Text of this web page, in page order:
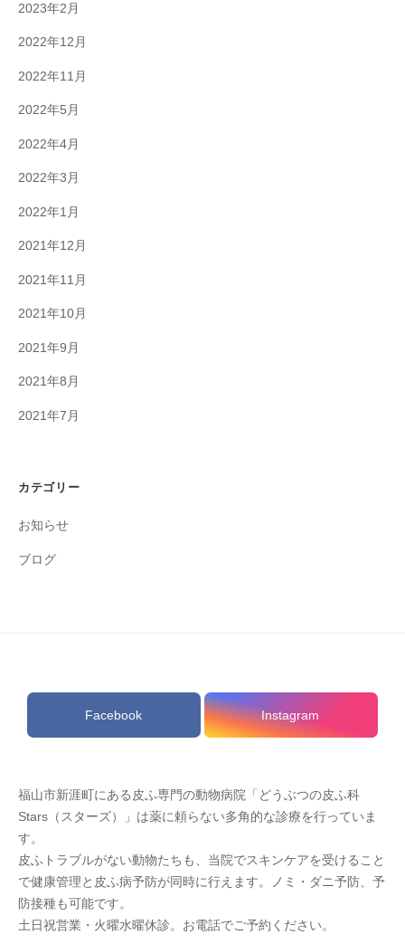
2023年2月
2022年12月
2022年11月
2022年5月
2022年4月
2022年3月
2022年1月
2021年12月
2021年11月
2021年10月
2021年9月
2021年8月
2021年7月
カテゴリー
お知らせ
ブログ
Facebook Instagram
福山市新涯町にある皮ふ専門の動物病院「どうぶつの皮ふ科
Stars（スターズ）」は薬に頼らない多角的な診療を行っていま
す。
皮ふトラブルがない動物たちも、当院でスキンケアを受けること
で健康管理と皮ふ病予防が同時に行えます。ノミ・ダニ予防、予
防接種も可能です。
土日祝営業・火曜水曜休診。お電話でご予約ください。